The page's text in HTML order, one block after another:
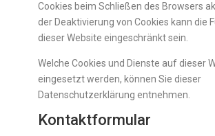
Cookies beim Schließen des Browsers
der Deaktivierung von Cookies kann die
dieser Website eingeschränkt sein.
Welche Cookies und Dienste auf dieser
eingesetzt werden, können Sie dieser
Datenschutzerklärung entnehmen.
Kontaktformular